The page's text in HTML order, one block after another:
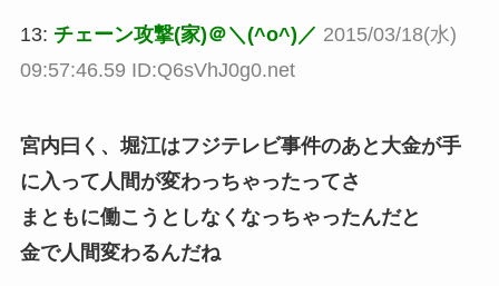
13: チェーン攻撃(家)＠＼(^o^)／ 2015/03/18(水)
09:57:46.59 ID:Q6sVhJ0g0.net
宮内曰く、堀江はフジテレビ事件のあと大金が手
に入って人間が変わっちゃったってさ
まともに働こうとしなくなっちゃったんだと
金で人間変わるんだね